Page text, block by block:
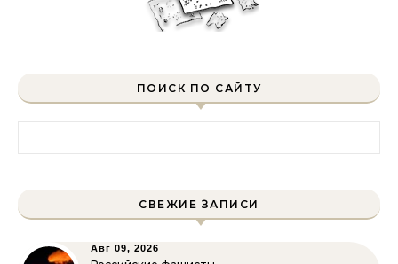
ПОИСК ПО САЙТУ
СВЕЖИЕ ЗАПИСИ
Авг 09, 2026